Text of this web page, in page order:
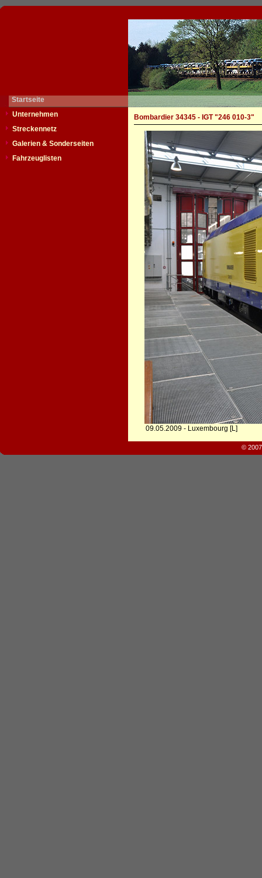
Startseite
Unternehmen
Streckennetz
Galerien & Sonderseiten
Fahrzeuglisten
Bombardier 34345 - IGT "246 010-3"
09.05.2009 - Luxembourg [L]
©